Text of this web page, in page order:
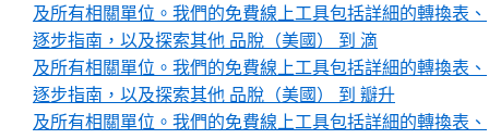
及所有相關單位。我們的免費線上工具包括詳細的轉換表、
逐步指南，以及探索其他 品脫（美國） 到 滴
及所有相關單位。我們的免費線上工具包括詳細的轉換表、
逐步指南，以及探索其他 品脫（美國） 到 瓣升
及所有相關單位。我們的免費線上工具包括詳細的轉換表、